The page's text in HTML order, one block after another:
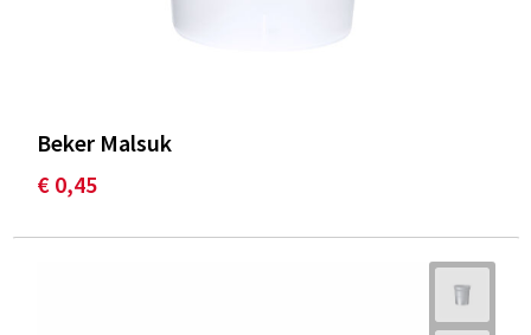
Beker Malsuk
€ 0,45